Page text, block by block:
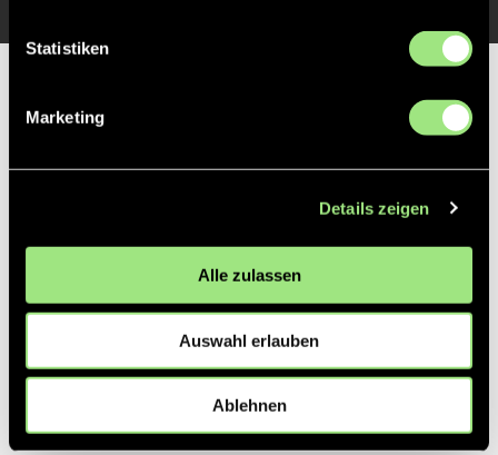
Statistiken
Marketing
Details zeigen
Alle zulassen
Auswahl erlauben
Ablehnen